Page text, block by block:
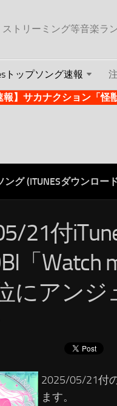
ストリーミング等音楽ラ
トップソング速報
報】サカナクション「
ング (ITUNESダウンロー
21付
「
にアンジ
2025/05/21付
ます。